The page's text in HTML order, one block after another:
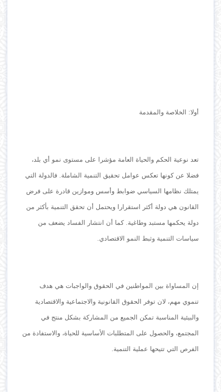
أولا: الخلاصة والمقدمة
تعد نوعية الحكم والحياة العامة مؤشرا على مستوى نمو أي بلد،
فضلا عن كونها تعكس عوامل تحقيق التنمية الشاملة. فالدولة التي
يمتلك نظامها السياسي ضوابط وأسس وموازين قادرة على فرض
القانون هي دولة أكثر استقرارا ويحتمل أن تحقق التنمية بأكثر من
دولة يحكمها مستبد وطاغية. كما أن انتشار الفساد يضعف من
سياسات التنمية وثبط النمو الاقتصادي.
إن المساواة بين المواطنين في الحقوق والواجبات هي هدف
تنموي مهم، لان توفر الحقوق القانونية والاجتماعية والاقتصادية
والبيئية المناسبة تمكن الجميع من المشاركة بشكل منتج في
المجتمع، والحصول على المتطلبات الأساسية للحياة، والاستفادة من
الفرص التي تتيحها عملية التنمية.